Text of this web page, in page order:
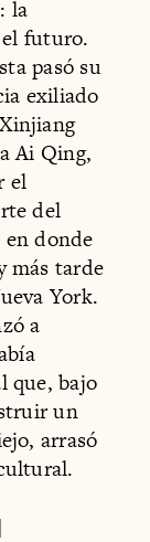
la
futuro.
pasó su
exiliado
Ai Qing,
el
del
donde
más tarde
York.
a
que, bajo
un
arrasó